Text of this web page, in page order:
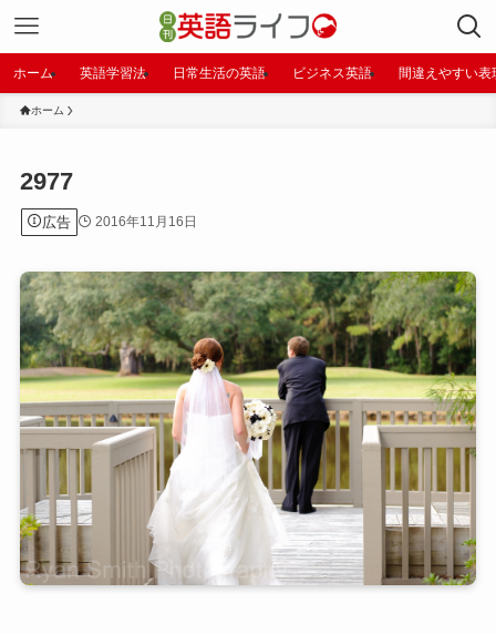
ホーム 英語学習法 日常生活の英語 ビジネス英語 間違えやすい表
ホーム
2977
広告 2016年11月16日